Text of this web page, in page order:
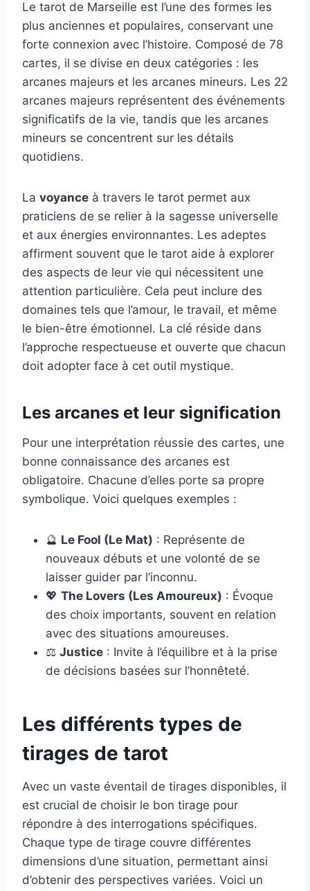
Le tarot de Marseille est l’une des formes les
plus anciennes et populaires, conservant une
forte connexion avec l’histoire. Composé de 78
cartes, il se divise en deux catégories : les
arcanes majeurs et les arcanes mineurs. Les 22
arcanes majeurs représentent des événements
significatifs de la vie, tandis que les arcanes
mineurs se concentrent sur les détails
quotidiens.
La voyance à travers le tarot permet aux
praticiens de se relier à la sagesse universelle
et aux énergies environnantes. Les adeptes
affirment souvent que le tarot aide à explorer
des aspects de leur vie qui nécessitent une
attention particulière. Cela peut inclure des
domaines tels que l’amour, le travail, et même
le bien-être émotionnel. La clé réside dans
l’approche respectueuse et ouverte que chacun
doit adopter face à cet outil mystique.
Les arcanes et leur signification
Pour une interprétation réussie des cartes, une
bonne connaissance des arcanes est
obligatoire. Chacune d’elles porte sa propre
symbolique. Voici quelques exemples :
🔮 Le Fool (Le Mat) : Représente de
nouveaux débuts et une volonté de se
laisser guider par l’inconnu.
💖 The Lovers (Les Amoureux) : Évoque
des choix importants, souvent en relation
avec des situations amoureuses.
⚖️ Justice : Invite à l’équilibre et à la prise
de décisions basées sur l’honnêteté.
Les différents types de
tirages de tarot
Avec un vaste éventail de tirages disponibles, il
est crucial de choisir le bon tirage pour
répondre à des interrogations spécifiques.
Chaque type de tirage couvre différentes
dimensions d’une situation, permettant ainsi
d’obtenir des perspectives variées. Voici un